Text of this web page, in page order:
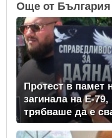
Oще от България
Протест в памет
загинала на Е-
трябваше да е